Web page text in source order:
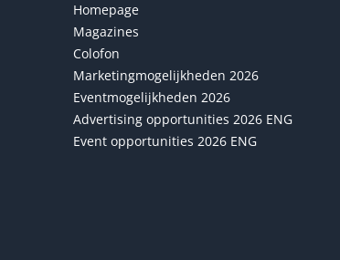
Homepage
Magazines
Colofon
Marketingmogelijkheden 2026
Eventmogelijkheden 2026
Advertising opportunities 2026 ENG
Event opportunities 2026 ENG